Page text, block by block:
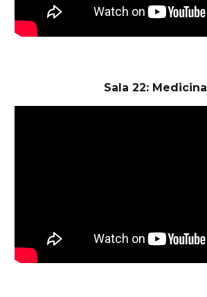
Sala 22: Medicina